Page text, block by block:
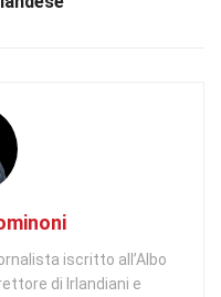
iscritto all’Albo
di Irlandiani e